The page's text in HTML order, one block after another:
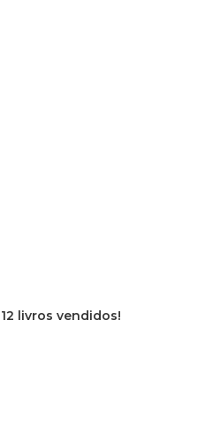
12 livros vendidos!